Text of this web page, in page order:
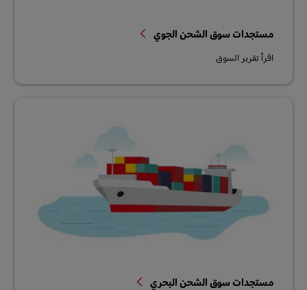
مستجدات سوق الشحن الجوي
اقرأ تقرير السوق
مستجدات سوق الشحن البحري